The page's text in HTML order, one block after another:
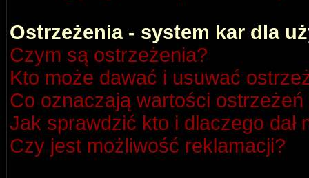
Ostrzeżenia - system kar dla
Czym są ostrzeżenia?
Kto może dawać i usuwać
Co oznaczają wartości
Jak sprawdzić kto i dlaczego dał
Czy jest możliwość reklamacji?